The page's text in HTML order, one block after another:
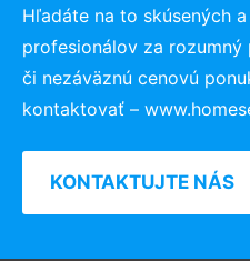
Hľadáte na to skúsených
profesionálov za rozumný
či nezáväznú cenovú
kontaktovať –
KONTAKTUJTE NÁS